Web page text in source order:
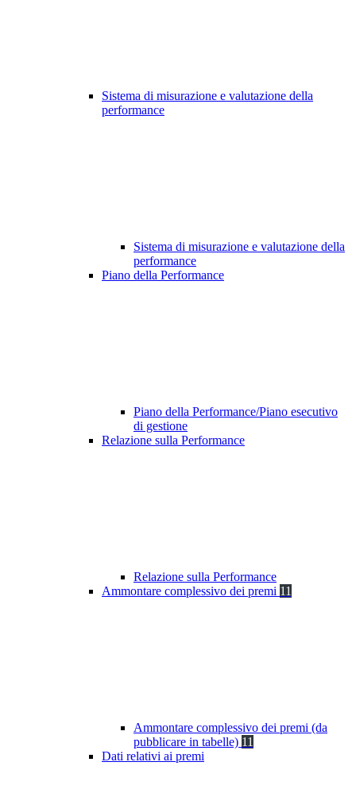
Sistema di misurazione e valutazione della
performance
Sistema di misurazione e valutazione della
performance
Piano della Performance
Piano della Performance/Piano esecutivo
di gestione
Relazione sulla Performance
Relazione sulla Performance
Ammontare complessivo dei premi 11
Ammontare complessivo dei premi (da
pubblicare in tabelle) 11
Dati relativi ai premi